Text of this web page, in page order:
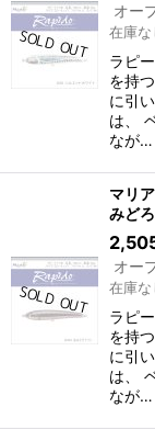
オー
在庫な
ラピ
を持
に引
は、
なが…
マリ
みど
オー
在庫な
ラピ
を持
に引
は、
なが…